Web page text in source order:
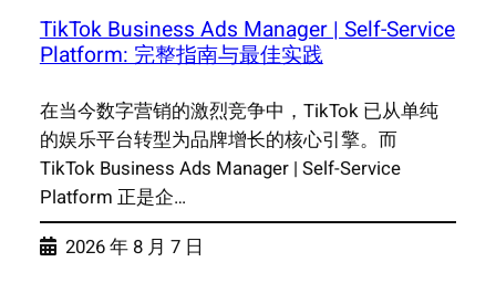
TikTok Business Ads Manager | Self-Service
Platform: 完整指南与最佳实践
在当今数字营销的激烈竞争中，TikTok 已从单纯
的娱乐平台转型为品牌增长的核心引擎。而
TikTok Business Ads Manager | Self-Service
Platform 正是企…
2026 年 8 月 7 日